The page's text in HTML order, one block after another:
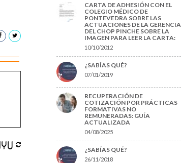
CARTA DE ADHESIÓN CON EL
COLEGIO MÉDICO DE
PONTEVEDRA SOBRE LAS
ACTUACIONES DE LA GERENCIA
DEL CHOP PINCHE SOBRE LA
IMAGEN PARA LEER LA CARTA:
10/10/2012
¿SABÍAS QUÉ?
07/01/2019
RECUPERACIÓN DE
COTIZACIÓN POR PRÁCTICAS
FORMATIVAS NO
REMUNERADAS: GUÍA
ACTUALIZADA
04/08/2025
¿SABÍAS QUÉ?
26/11/2018